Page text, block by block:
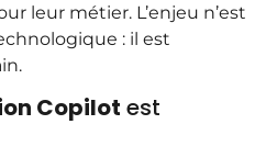
leur métier. L’enjeu n’est
: il est
Copilot est